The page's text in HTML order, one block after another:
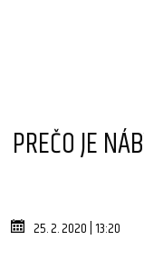
PREČO JE
25. 2. 2020 | 13:20